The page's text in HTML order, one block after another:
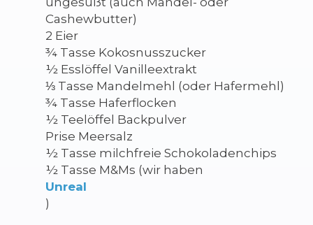
Cashewbutter)
2 Eier
¾ Tasse Kokosnusszucker
½ Esslöffel Vanilleextrakt
⅓ Tasse Mandelmehl (oder Hafermehl)
¾ Tasse Haferflocken
½ Teelöffel Backpulver
Prise Meersalz
½ Tasse milchfreie Schokoladenchips
½ Tasse M&Ms (wir haben
Unreal
)